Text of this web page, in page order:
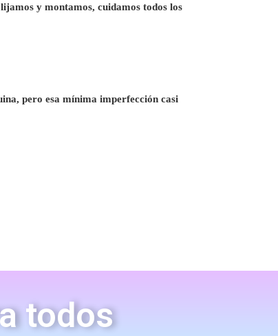
y montamos, cuidamos todos los
pero esa mínima imperfección casi
todos